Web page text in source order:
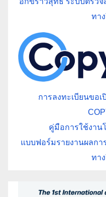
ทา
การลงทะเบียนขอ
คู่มือการใช้งาน
แบบฟอร์มรายงานผลก
ทา